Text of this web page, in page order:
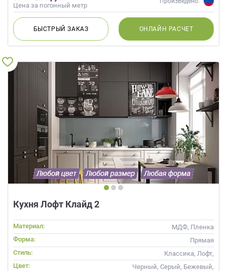
Цена за погонный метр
БЫСТРЫЙЗАКАЗ ОНЛАЙН РАСЧЕТ
Кухня Лофт Клайд 2
Материал:
МДФ, Пленка
Форма:
Прямая
Стиль:
Классика, Лофт,
Скандинавский, Неоклассика
Цвет:
Черный, Серый, Бежевый,